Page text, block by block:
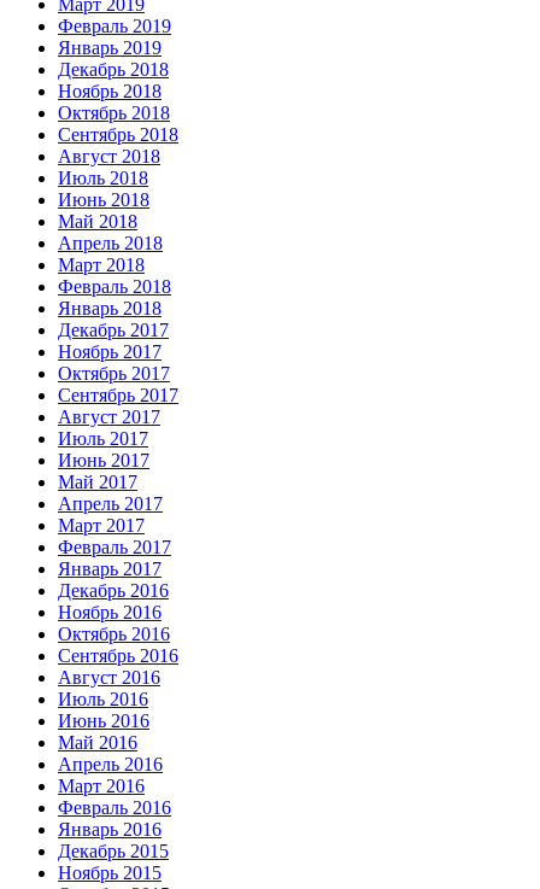
Февраль 2019
Январь 2019
Декабрь 2018
Ноябрь 2018
Октябрь 2018
Сентябрь 2018
Август 2018
Июль 2018
Июнь 2018
Май 2018
Апрель 2018
Март 2018
Февраль 2018
Январь 2018
Декабрь 2017
Ноябрь 2017
Октябрь 2017
Сентябрь 2017
Август 2017
Июль 2017
Июнь 2017
Май 2017
Апрель 2017
Март 2017
Февраль 2017
Январь 2017
Декабрь 2016
Ноябрь 2016
Октябрь 2016
Сентябрь 2016
Август 2016
Июль 2016
Июнь 2016
Май 2016
Апрель 2016
Март 2016
Февраль 2016
Январь 2016
Декабрь 2015
Ноябрь 2015